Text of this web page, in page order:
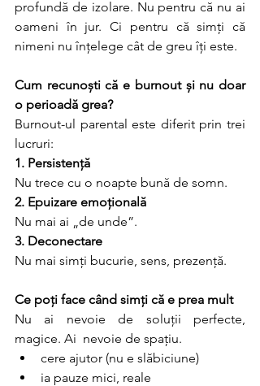
profundă de izolare. Nu pentru că nu ai
oameni în jur. Ci pentru că simți că
nimeni nu înțelege cât de greu îți este.
Cum recunoști că e burnout și nu doar
o perioadă grea?
Burnout-ul parental este diferit prin trei
lucruri:
1. Persistență
Nu trece cu o noapte bună de somn.
2. Epuizare emoțională
Nu mai ai „de unde”.
3. Deconectare
Nu mai simți bucurie, sens, prezență.
Ce poți face când simți că e prea mult
Nu ai nevoie de soluții perfecte,
magice. Ai  nevoie de spațiu.
cere ajutor (nu e slăbiciune)
ia pauze mici, reale